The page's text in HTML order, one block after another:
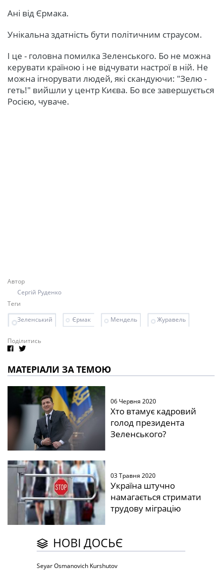
Ані від Єрмака.
Унікальна здатність бути політичним страусом.
І це - головна помилка Зеленського. Бо не можна
керувати країною і не відчувати настрої в ній. Не
можна ігнорувати людей, які скандуючи: "Зелю -
геть!" вийшли у центр Києва. Бо все завершується
Росією, чуваче.
Автор
Сергій Руденко
Теги
Зеленський
Єрмак Мендель Журавель
Поділитись
МАТЕРІАЛИ ЗА ТЕМОЮ
06 Червня 2020
Хто втамує кадровий
голод президента
Зеленського?
03 Травня 2020
Україна штучно
намагається стримати
трудову міграцію
НОВІ ДОСЬЄ
Seyar Osmanovich Kurshutov